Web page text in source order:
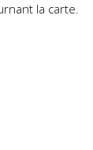
la carte.